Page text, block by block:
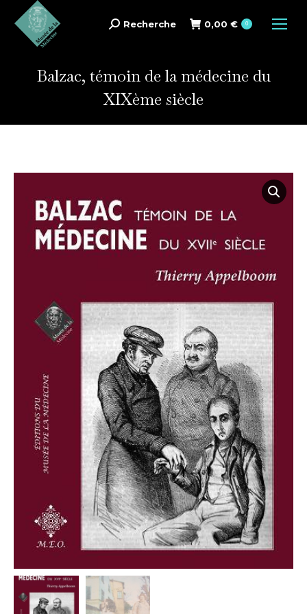
Search:
Recherche 0,00 € 0
Balzac, témoin de la médecine du
XIXème siècle